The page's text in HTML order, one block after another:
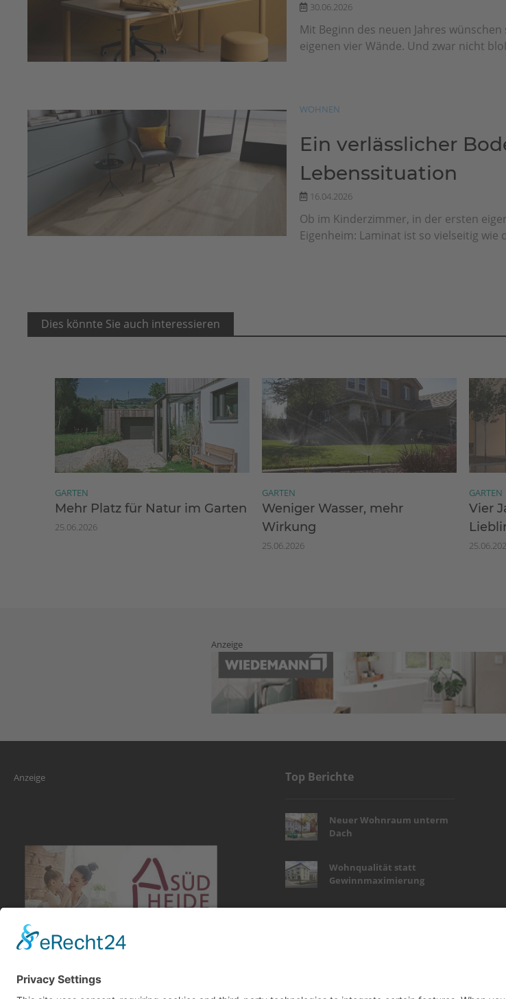
30.06.2026
Mit Beginn des neuen Jahres
eigenen vier Wände. Und zwar nicht
WOHNEN
Ein verlässlicher
Lebenssituation
16.04.2026
Ob im Kinderzimmer, in der ersten
Eigenheim: Laminat ist so vielseitig wie
Dies könnte Sie auch interessieren
GARTEN
Mehr Platz für Natur im Garten
25.06.2026
GARTEN
Weniger Wasser, mehr
Wirkung
25.06.2026
GARTEN
Vier
Anzeige
Anzeige Top Berichte
Neuer Wohnraum unterm
Dach
Wohnqualität statt
Gewinnmaximierung